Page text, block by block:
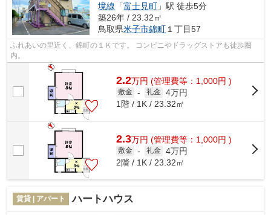
境線 「富士見町 」駅 徒歩5分
築26年 / 23.32㎡
鳥取県米子市錦町 １丁目57
ふれあいの里近く、錦町の１Ｋです。 コンビニやドラッグストアも徒歩圏
内。
2.2万円 (管理費等：1,000円 )
敷金 - 礼金 4万円
1階 / 1K / 23.32㎡
2.3万円 (管理費等：1,000円 )
敷金 - 礼金 4万円
2階 / 1K / 23.32㎡
賃貸 | アパート ハートハウス